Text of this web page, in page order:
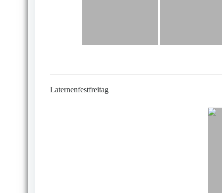
Laternenfestfreitag